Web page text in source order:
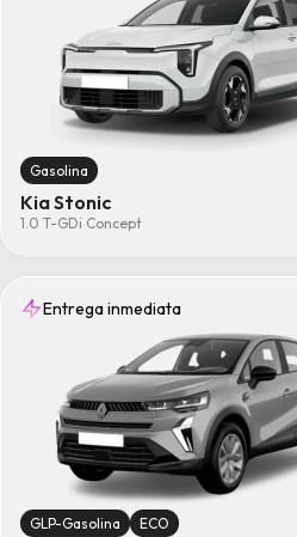
Gasolina
Kia Stonic
1.0 T-GDi Concept
Entrega inmediata
GLP-Gasolina ECO